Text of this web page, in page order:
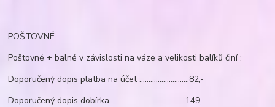
POŠTOVNÉ:
Poštovné + balné v závislosti na váze a velikosti balíků činí :
Doporučený dopis platba na účet ...........................82,-
Doporučený dopis dobírka ........................................149,-